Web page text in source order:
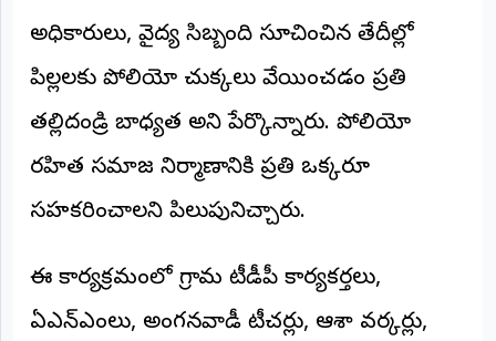
ప్రతి
క్షణం
ప్రజల
అధికారులు, వైద్య సిబ్బంది సూచించిన తేదీల్లో
పిల్లలకు పోలియో చుక్కలు వేయించడం ప్రతి
తల్లిదండ్రి బాధ్యత అని పేర్కొన్నారు. పోలియో
రహిత సమాజ నిర్మాణానికి ప్రతి ఒక్కరూ
సహకరించాలని పిలుపునిచ్చారు.
ఈ కార్యక్రమంలో గ్రామ టీడీపీ కార్యకర్తలు,
ఏఎన్‌ఎంలు, అంగనవాడీ టీచర్లు, ఆశా వర్కర్లు,